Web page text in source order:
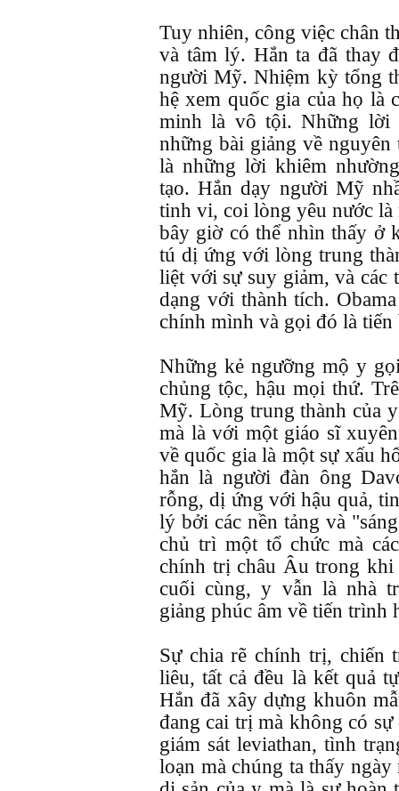
Tuy nhiên, công việc chân
và tâm lý. Hắn ta đã thay
người Mỹ. Nhiệm kỳ tổng
hệ xem quốc gia của họ là
minh là vô tội. Những
những bài giảng về
là những lời khiêm
tạo. Hắn dạy người Mỹ
tinh vi, coi lòng yêu nước là
bây giờ có thể nhìn thấy ở
tú dị ứng với lòng trung
liệt với sự suy giảm, và các
dạng với thành tích.
chính mình và gọi đó là tiến
Những kẻ ngưỡng mộ y
chủng tộc, hậu mọi thứ.
Mỹ. Lòng trung thành của
mà là với một giáo sĩ
về quốc gia là một sự xấu
hắn là người đàn ông
rỗng, dị ứng với hậu quả,
lý bởi các nền tảng và
chủ trì một tổ chức mà
chính trị châu Âu trong khi
cuối cùng, y vẫn là nhà
giảng phúc âm về tiến trình
Sự chia rẽ chính trị, chiến
liêu, tất cả đều là kết quả
Hắn đã xây dựng khuôn
đang cai trị mà không có
giám sát leviathan, tình
loạn mà chúng ta thấy